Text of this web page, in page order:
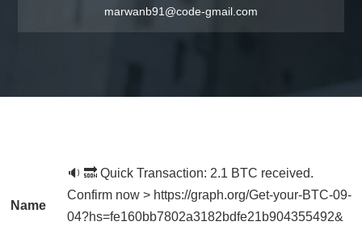
marwanb91@code-gmail.com
Name
🔉 🔜 Quick Transaction: 2.1 BTC received.
Confirm now > https://graph.org/Get-your-BTC-09-
04?hs=fe160bb7802a3182bdfe21b904355492&